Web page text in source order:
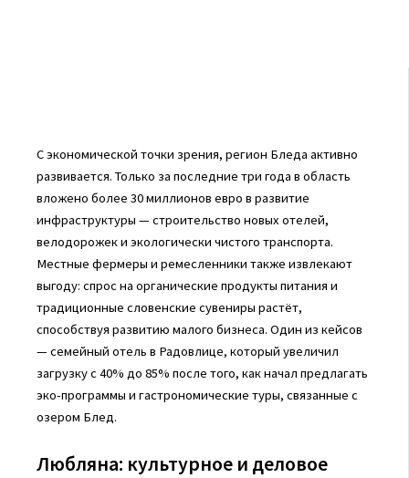
С экономической точки зрения, регион Бледа активно
развивается. Только за последние три года в область
вложено более 30 миллионов евро в развитие
инфраструктуры — строительство новых отелей,
велодорожек и экологически чистого транспорта.
Местные фермеры и ремесленники также извлекают
выгоду: спрос на органические продукты питания и
традиционные словенские сувениры растёт,
способствуя развитию малого бизнеса. Один из кейсов
— семейный отель в Радовлице, который увеличил
загрузку с 40% до 85% после того, как начал предлагать
эко-программы и гастрономические туры, связанные с
озером Блед.
Любляна: культурное и деловое